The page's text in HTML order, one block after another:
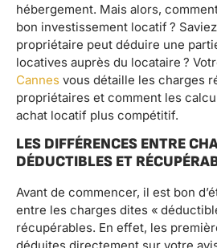
hébergement. Mais alors,
bon investissement locatif ?
propriétaire peut déduire une
locatives auprès du locataire ?
Cannes vous détaille les charges
propriétaires et comment les
achat locatif plus compétitif.
LES DIFFÉRENCES ENTRE
DÉDUCTIBLES ET
Avant de commencer, il est bon
entre les charges dites «
récupérables. En effet, les